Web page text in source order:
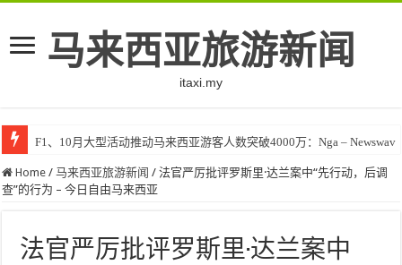
马来西亚旅游新闻
itaxi.my
F1、10月大型活动推动马来西亚游客人数突破4000万：Nga – Newswav
Home / 马来西亚旅游新闻 / 法官严厉批评罗斯里·达兰案中“先行动，后调
查”的行为 – 今日自由马来西亚
法官严厉批评罗斯里·达兰案中